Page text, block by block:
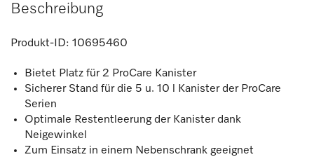
Beschreibung
Produkt-ID: 10695460
Bietet Platz für 2 ProCare Kanister
Sicherer Stand für die 5 u. 10 l Kanister der ProCare
Serien
Optimale Restentleerung der Kanister dank
Neigewinkel
Zum Einsatz in einem Nebenschrank geeignet